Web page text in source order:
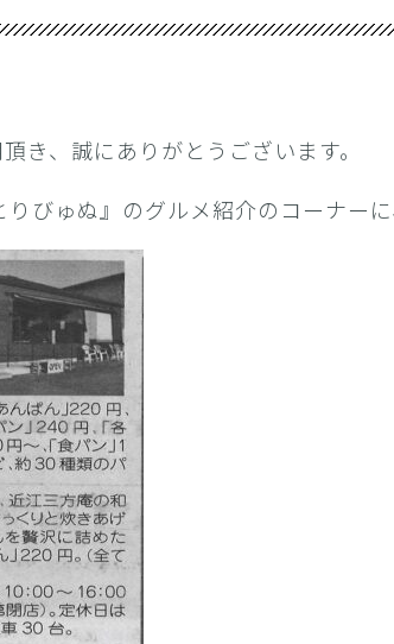
き、誠にありがとうございます。
びゅぬ』のグルメ紹介のコーナー